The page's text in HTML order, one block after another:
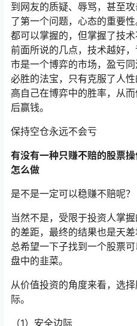
到网友的质疑、辱骂，甚至
了第一个问题，心态的重要
都可以掌握的，但掌握了技
前面所说的几点，技术越好
市是一个博弈的市场，盈亏
必胜的法宝，只有克服了人
高自己在博弈中的胜率，从
后赢钱。
保持空仓永远不会亏
有没有一种只赚不赔的股票
怎么做
是不是一定可以稳赚不赔呢？
当然不是，受限于投资人掌
的差距，最终的结果也是天
总希望一下子找到一个股票
盘中的韭菜。
从价值投资的角度来看，选
际。
（1）安全边际